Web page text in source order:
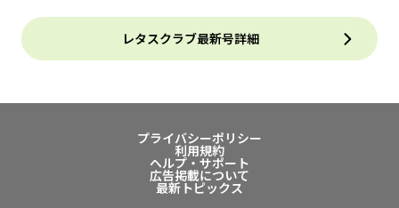
レタスクラブ最新号詳細
プライバシーポリシー
利用規約
ヘルプ・サポート
広告掲載について
最新トピックス